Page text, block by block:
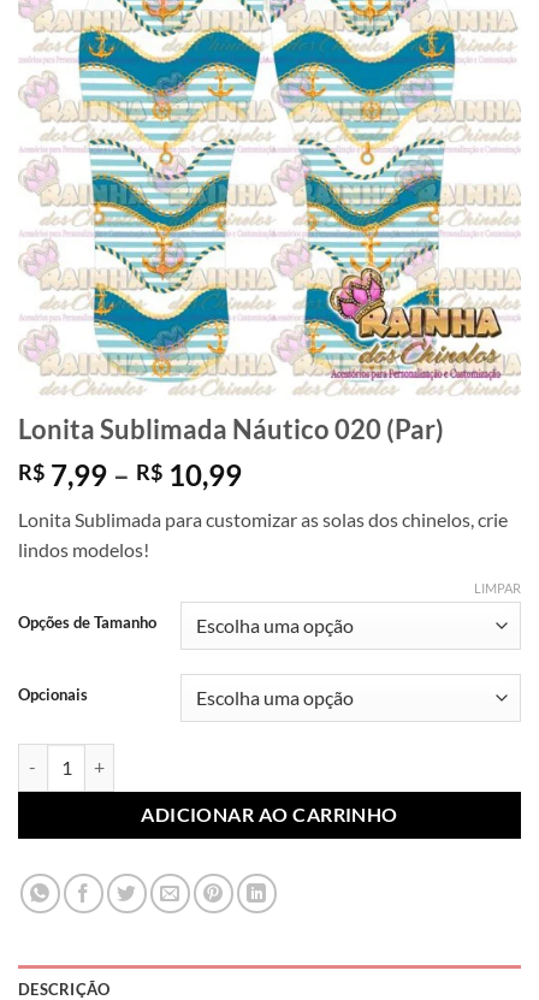
Lonita Sublimada Náutico 020 (Par)
R$ 7,99 – R$ 10,99Faixa
preço:
R$ 10,99
Lonita Sublimada para customizar as solas dos chinelos, crie
lindos modelos!
Opções de Tamanho
Opcionais
LIMPAR
ADICIONAR AO CARRINHO
DESCRIÇÃO